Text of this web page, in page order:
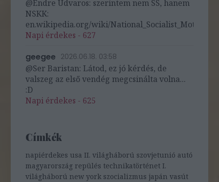
@Endre Udvaros: szerintem nem SS, hanem
NSKK:
en.wikipedia.org/wiki/
Napi érdekes - 627
geegee 2026.06.18. 03:58
@Ser Baristan: Látod, ez jó kérdés, de
valszeg az első vendég megcsinálta volna...
:D
Napi érdekes - 625
Címkék
napiérdekes usa II. világháború szovjetunió autó
magyarország repülés technikatörténet I.
világháború new york szocializmus japán vasút